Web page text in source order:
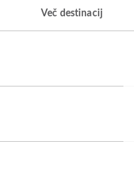
Več destinacij